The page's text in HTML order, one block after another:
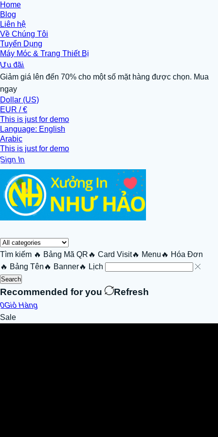
Home
Blog
Liên hệ
Về Chúng Tôi
Tuyển Dụng
Máy Móc & Trang Thiết Bị
đãi
Giảm giá lên đến 70% cho một số mặt hàng được chọn. Mua
ngay
Dollar (US)
EUR / €
This is just for demo
Language: English
Arabic
This is just for demo
In
Tìm kiếm 🔥 Bảng Mã QR 🔥 Card Visit🔥 Menu 🔥 Hóa Đơn
🔥 Bảng Tên 🔥 Banner🔥 Lịch
Search
Recommended for you Refresh
Giỏ Hàng
Sale